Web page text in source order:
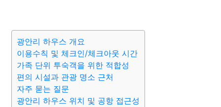
광안리 하우스 개요
이용수칙 및 체크인/체크아웃 시간
가족 단위 투숙객을 위한 적합성
편의 시설과 관광 명소 근처
자주 묻는 질문
광안리 하우스 위치 및 공항 접근성